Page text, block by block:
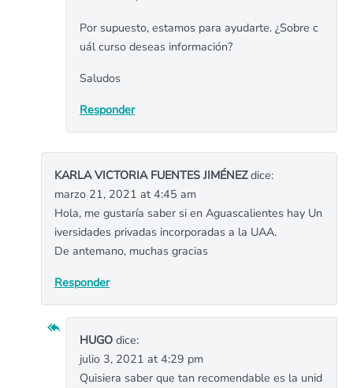
Por supuesto, estamos para ayudarte. ¿Sobre c
uál curso deseas información?
Saludos
Responder
KARLA VICTORIA FUENTES JIMÉNEZdice:
marzo 21, 2021 at 4:45 am
Hola, me gustaría saber si en Aguascalientes hay Un
iversidades privadas incorporadas a la UAA.
De antemano, muchas gracias
Responder
HUGO dice:
julio 3, 2021 at 4:29 pm
Quisiera saber que tan recomendable es la unid